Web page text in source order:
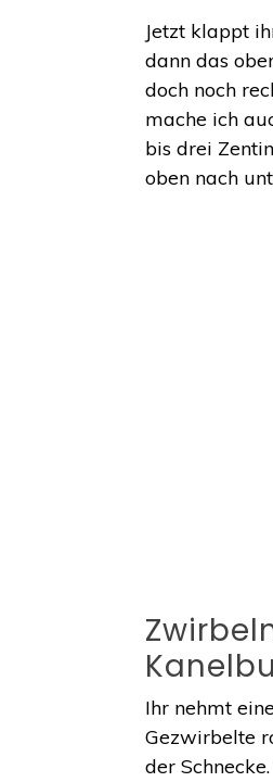
Jetzt klappt
dann das
doch noch
mache ich
bis drei
oben nach
Ihr nehmt
Gezwirbelte
der